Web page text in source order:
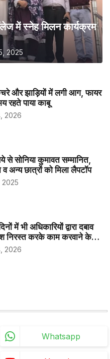
में स्नेह मिलन कार्यक्रम
2025
और झाड़ियों में लगी आग, फायर
रहते पाया काबू
2026
सोनिया कुमावत सम्मानित,
अन्य छात्रों को मिला लैपटॉप
में भी अधिकारियों द्वारा दबाव
निरस्त करके काम करवाने के
ने जिला कलेक्टर को सीएस
2026
Whatsapp